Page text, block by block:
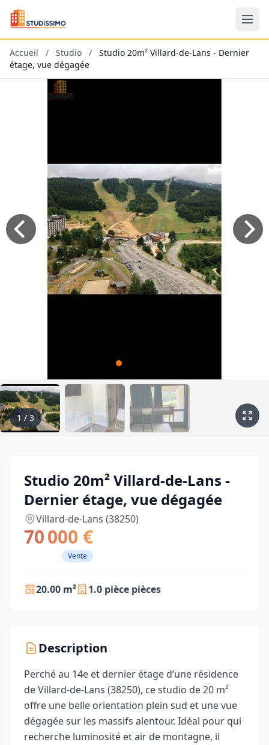
Accueil / Studio /
Studio 20m² Villard-de-Lans - Dernier
étage, vue dégagée
1 / 3
Studio 20m² Villard-de-Lans -
Dernier étage, vue dégagée
Villard-de-Lans (38250)
70 000 €
Vente
20.00 m² 1.0 pièce pièces
Description
Perché au 14e et dernier étage d’une résidence
de Villard-de-Lans (38250), ce studio de 20 m²
offre une belle orientation plein sud et une vue
dégagée sur les massifs alentour. Idéal pour qui
recherche luminosité et air de montagne, il